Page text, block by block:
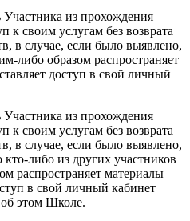
из прохождения
к своим услугам без возврата
в случае, если было выявлено,
либо образом распространяет
доступ в свой личный
из прохождения
к своим услугам без возврата
в случае, если было выявлено,
либо из других участников
распространяет материалы
в свой личный кабинет
этом Школе.